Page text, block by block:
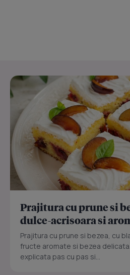
Prajitura cu prune si
dulce-acrisoara si
Prajitura cu prune si bezea, cu
fructe aromate si bezea
explicata pas cu pas si...